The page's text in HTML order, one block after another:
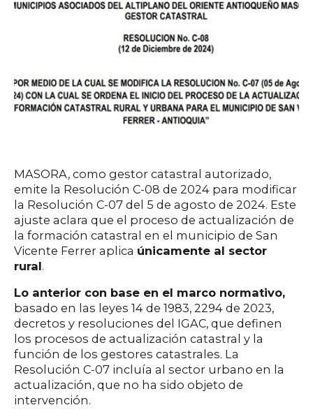
MASORA, como gestor catastral autorizado,
emite la Resolución C-08 de 2024 para modificar
la Resolución C-07 del 5 de agosto de 2024. Este
ajuste aclara que el proceso de actualización de
la formación catastral en el municipio de San
Vicente Ferrer aplica únicamente al sector
rural.
Lo anterior con base en el marco normativo,
basado en las leyes 14 de 1983, 2294 de 2023,
decretos y resoluciones del IGAC, que definen
los procesos de actualización catastral y la
función de los gestores catastrales. La
Resolución C-07 incluía al sector urbano en la
actualización, que no ha sido objeto de
intervención.